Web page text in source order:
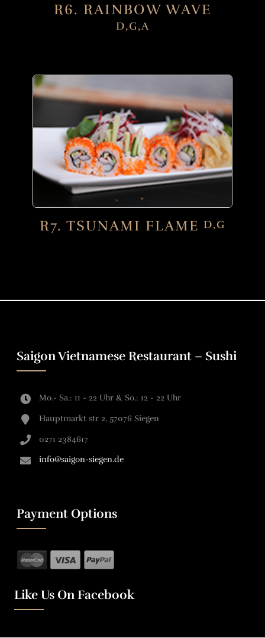
R6. RAINBOW WAVE
D,G,A
R7. TSUNAMI FLAME D,G
Saigon Vietnamese Restaurant – Sushi
Mo.- Sa.: 11 - 22 Uhr & So.: 12 - 22 Uhr
Hauptmarkt str 2, 57076 Siegen
0271 2384617
info@saigon-siegen.de
Payment Options
Like Us On Facebook